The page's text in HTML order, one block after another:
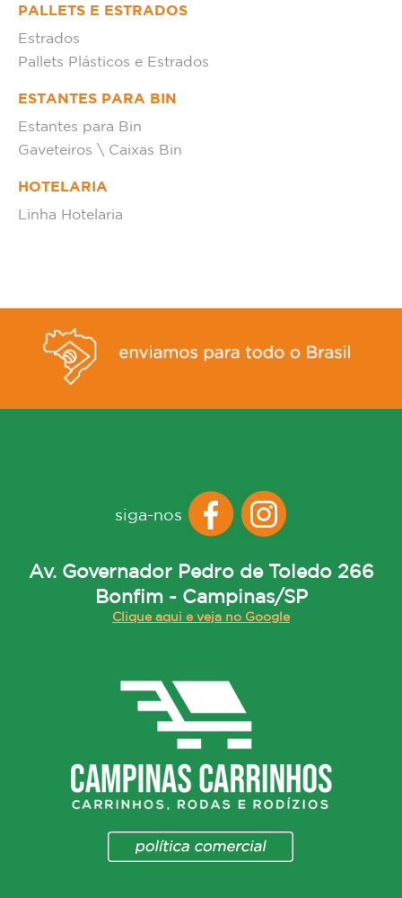
PALLETS E ESTRADOS
Estrados
Pallets Plásticos e Estrados
ESTANTES PARA BIN
Estantes para Bin
Gaveteiros \ Caixas Bin
HOTELARIA
Linha Hotelaria
siga-nos
Av. Governador Pedro de Toledo 266
Bonfim - Campinas/SP
Clique aqui e veja no Google